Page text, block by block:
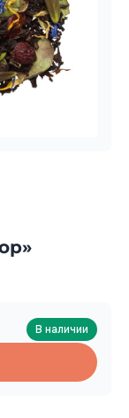
В наличии